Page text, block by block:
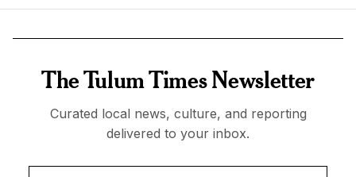
The Tulum Times Newsletter
Curated local news, culture, and reporting
delivered to your inbox.